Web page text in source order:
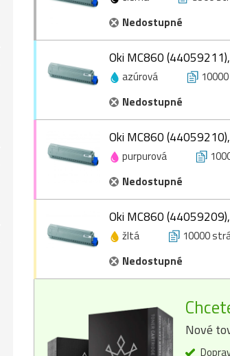
Nedostupné
Oki MC860
azúrová
Nedostupné
Oki MC860
purpurová
Nedostupné
Oki MC860
žltá 10000
Nedostupné
Nové